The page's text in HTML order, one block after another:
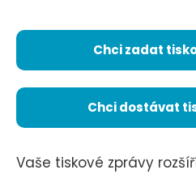
Chci zadat
Chci dostávat
Vaše tiskové zprávy